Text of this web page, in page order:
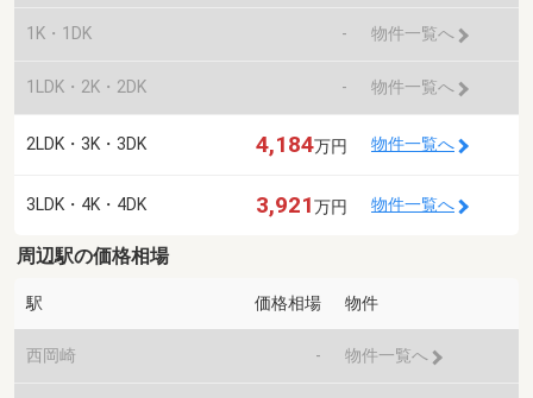
1K・1DK - 物件一覧へ
1LDK・2K・2DK - 物件一覧へ
2LDK・3K・3DK 4,184万円 物件一覧へ
3LDK・4K・4DK 3,921万円 物件一覧へ
周辺駅の価格相場
駅 価格相場 物件
西岡崎 - 物件一覧へ